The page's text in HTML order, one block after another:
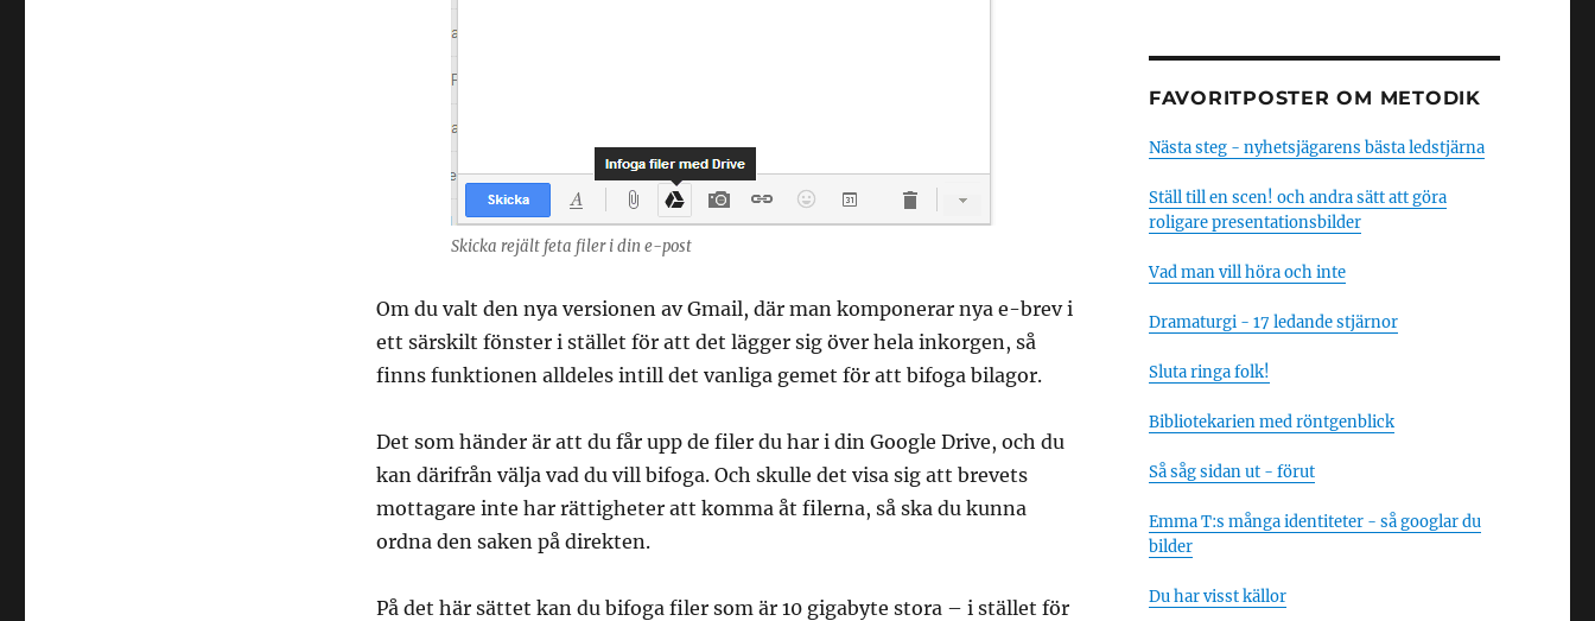
Skicka rejält feta filer i din e-post
Om du valt den nya versionen av Gmail, där man komponerar nya e-brev i
ett särskilt fönster i stället för att det lägger sig över hela inkorgen, så
finns funktionen alldeles intill det vanliga gemet för att bifoga bilagor.
Det som händer är att du får upp de filer du har i din Google Drive, och du
kan därifrån välja vad du vill bifoga. Och skulle det visa sig att brevets
mottagare inte har rättigheter att komma åt filerna, så ska du kunna
ordna den saken på direkten.
På det här sättet kan du bifoga filer som är 10 gigabyte stora – i stället för
FAVORITPOSTER OM METODIK
Nästa steg - nyhetsjägarens bästa ledstjärna
Ställ till en scen! och andra sätt att göra
roligare presentationsbilder
Vad man vill höra och inte
Dramaturgi - 17 ledande stjärnor
Sluta ringa folk!
Bibliotekarien med röntgenblick
Så såg sidan ut - förut
Emma T:s många identiteter - så googlar du
bilder
Du har visst källor